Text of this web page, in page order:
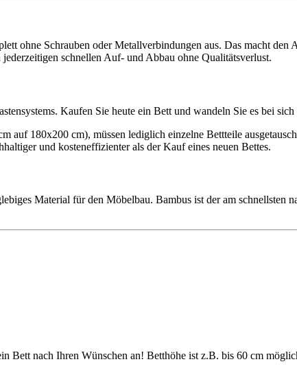
ohne Schrauben oder Metallverbindungen aus. Das macht
schnellen Auf- und Abbau ohne Qualitätsverlust.
Kaufen Sie heute ein Bett und wandeln Sie es bei
auf 180x200 cm), müssen lediglich einzelne Bettteile
und kosteneffizienter als der Kauf eines neuen Bettes.
Material für den Möbelbau. Bambus ist der am schnellsten
Bett nach Ihren Wünschen an! Betthöhe ist z.B. bis 60 cm